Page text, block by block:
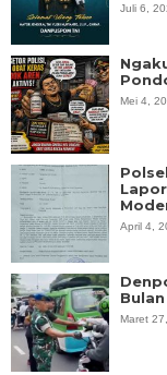
Juli 6,
Mei 4,
April 4,
Maret